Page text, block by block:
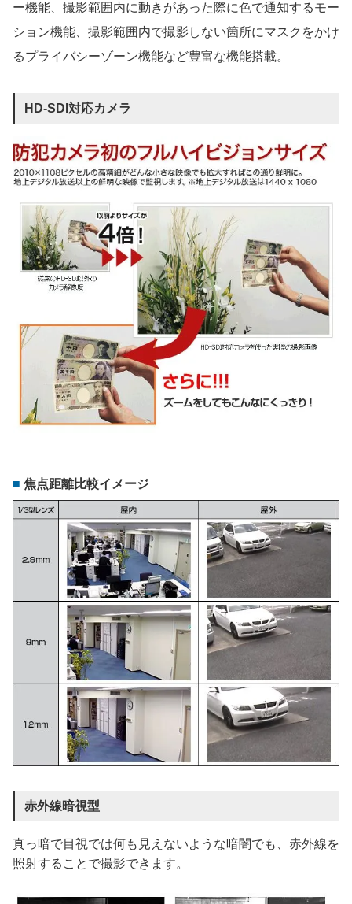
ー機能、撮影範囲内に動きがあった際に色で通知するモー
ション機能、撮影範囲内で撮影しない箇所にマスクをかけ
るプライバシーゾーン機能など豊富な機能搭載。
HD-SDI対応カメラ
焦点距離比較イメージ
赤外線暗視型
真っ暗で目視では何も見えないような暗闇でも、赤外線を
照射することで撮影できます。